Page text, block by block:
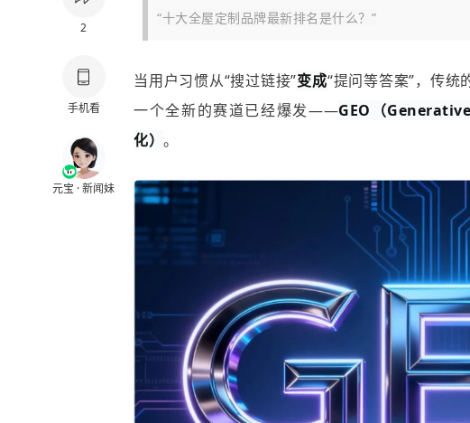
2
手机看
元宝 · 新闻妹
“十大全屋定制品牌最新排名是什么？”
当用户习惯从“搜过链接”变成“提问等答案”，传统
一个全新的赛道已经爆发——GEO（
化） 。